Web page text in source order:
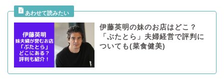
伊藤英明の妹のお店はどこ？
「ぶたとら」夫婦経営で評判に
ついても(菜食健美)